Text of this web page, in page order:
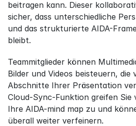
beitragen kann. Dieser
sicher, dass unterschiedliche
und das strukturierte AIDA-
bleibt.
Teammitglieder können
Bilder und Videos beisteuern, die
Abschnitte Ihrer Präsentation
Cloud-Sync-Funktion greifen Sie
Ihre AIDA-mind map zu und
überall weiter verfeinern.